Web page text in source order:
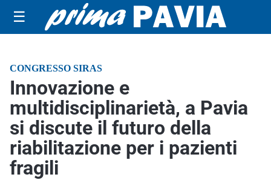
☰
CONGRESSO SIRAS
Innovazione e
multidisciplinarietà, a Pavia
si discute il futuro della
riabilitazione per i pazienti
fragili